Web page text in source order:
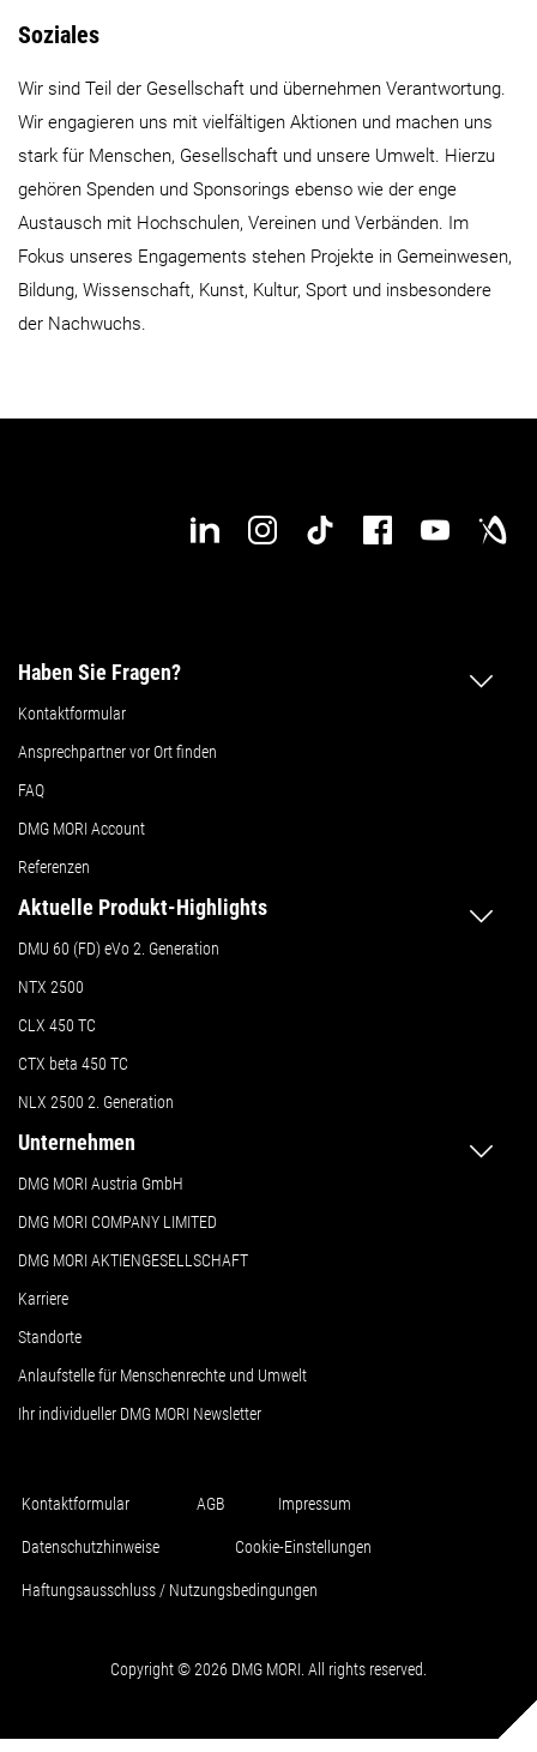
Soziales
Wir sind Teil der Gesellschaft und übernehmen Verantwortung.
Wir engagieren uns mit vielfältigen Aktionen und machen uns
stark für Menschen, Gesellschaft und unsere Umwelt. Hierzu
gehören Spenden und Sponsorings ebenso wie der enge
Austausch mit Hochschulen, Vereinen und Verbänden. Im
Fokus unseres Engagements stehen Projekte in Gemeinwesen,
Bildung, Wissenschaft, Kunst, Kultur, Sport und insbesondere
der Nachwuchs.
Haben Sie Fragen?
Kontaktformular
Ansprechpartner vor Ort finden
FAQ
DMG MORI Account
Referenzen
Aktuelle Produkt-Highlights
DMU 60 (FD) eVo 2. Generation
NTX 2500
CLX 450 TC
CTX beta 450 TC
NLX 2500 2. Generation
Unternehmen
DMG MORI Austria GmbH
DMG MORI COMPANY LIMITED
DMG MORI AKTIENGESELLSCHAFT
Karriere
Standorte
Anlaufstelle für Menschenrechte und Umwelt
Ihr individueller DMG MORI Newsletter
Kontaktformular AGB Impressum
Datenschutzhinweise Cookie-Einstellungen
Haftungsausschluss / Nutzungsbedingungen
Copyright © 2026 DMG MORI. All rights reserved.